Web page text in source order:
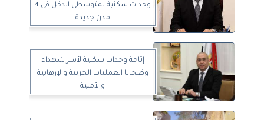
وحدات سكنية لمتوسطي الدخل في 4
مدن جديدة
إتاحة وحدات سكنية لأسر شهداء
وضحايا العمليات الحربية والإرهابية
والأمنية